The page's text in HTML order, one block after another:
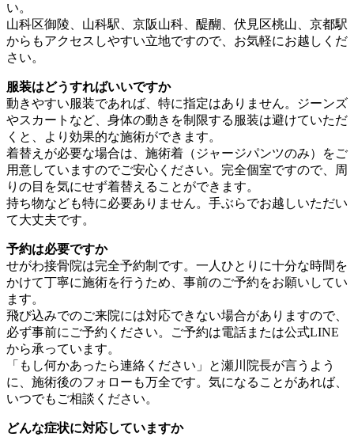
い。
山科区御陵、山科駅、京阪山科、醍醐、伏見区桃山、京都駅
からもアクセスしやすい立地ですので、お気軽にお越しくだ
さい。
服装はどうすればいいですか
動きやすい服装であれば、特に指定はありません。ジーンズ
やスカートなど、身体の動きを制限する服装は避けていただ
くと、より効果的な施術ができます。
着替えが必要な場合は、施術着（ジャージパンツのみ）をご
用意していますのでご安心ください。完全個室ですので、周
りの目を気にせず着替えることができます。
持ち物なども特に必要ありません。手ぶらでお越しいただい
て大丈夫です。
予約は必要ですか
せがわ接骨院は完全予約制です。一人ひとりに十分な時間を
かけて丁寧に施術を行うため、事前のご予約をお願いしてい
ます。
飛び込みでのご来院には対応できない場合がありますので、
必ず事前にご予約ください。ご予約は電話または公式LINE
から承っています。
「もし何かあったら連絡ください」と瀬川院長が言うよう
に、施術後のフォローも万全です。気になることがあれば、
いつでもご相談ください。
どんな症状に対応していますか